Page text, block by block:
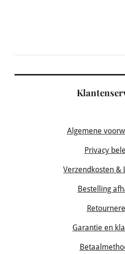
Algemene
Privacy
Verzendkosten &
Bestelling
Garantie en